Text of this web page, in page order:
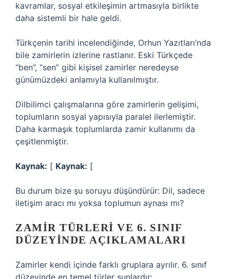
kavramlar, sosyal etkileşimin artmasıyla birlikte
daha sistemli bir hale geldi.
Türkçenin tarihi incelendiğinde, Orhun Yazıtları’nda
bile zamirlerin izlerine rastlanır. Eski Türkçede
“ben”, “sen” gibi kişisel zamirler neredeyse
günümüzdeki anlamıyla kullanılmıştır.
Dilbilimci çalışmalarına göre zamirlerin gelişimi,
toplumların sosyal yapısıyla paralel ilerlemiştir.
Daha karmaşık toplumlarda zamir kullanımı da
çeşitlenmiştir.
Kaynak: [ Kaynak: [
Bu durum bize şu soruyu düşündürür: Dil, sadece
iletişim aracı mı yoksa toplumun aynası mı?
ZAMIR TÜRLERI VE 6. SINIF
DÜZEYINDE AÇIKLAMALARI
Zamirler kendi içinde farklı gruplara ayrılır. 6. sınıf
düzeyinde en temel türler şunlardır: